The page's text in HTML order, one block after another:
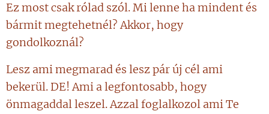
Ez most csak rólad szól. Mi lenne ha mindent és
bármit megtehetnél? Akkor, hogy
gondolkoznál?
Lesz ami megmarad és lesz pár új cél ami
bekerül. DE! Ami a legfontosabb, hogy
önmagaddal leszel. Azzal foglalkozol ami Te